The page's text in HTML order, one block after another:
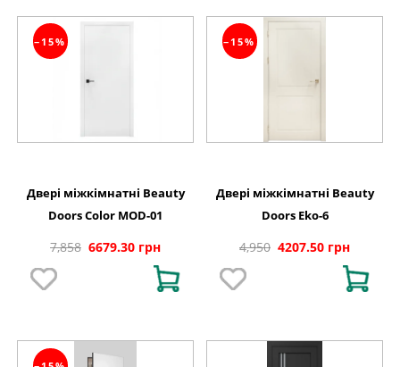
−15%
Двері міжкімнатні Beauty
Doors Color MOD-01
7,858 6679.30 грн
−15%
Двері міжкімнатні Beauty
Doors Eko-6
4,950 4207.50 грн